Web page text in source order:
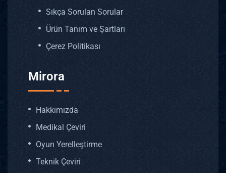
Sıkça Sorulan Sorular
Ürün Tanım ve Şartları
Çerez Politikası
Mirora
Hakkımızda
Medikal Çeviri
Oyun Yerelleştirme
Teknik Çeviri